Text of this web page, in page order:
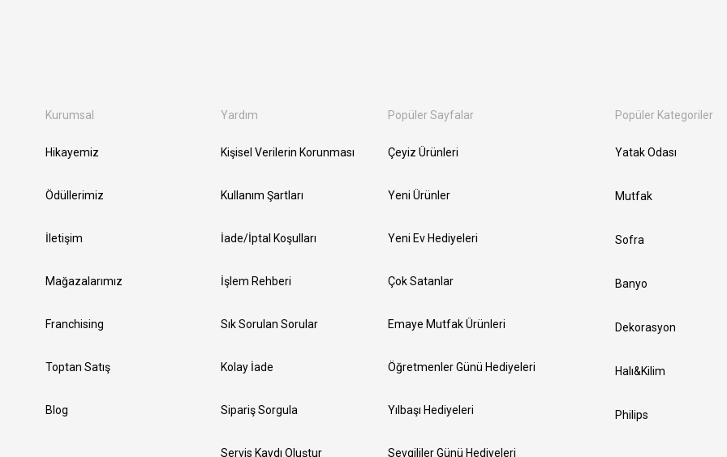
Kurumsal
Hikayemiz
Ödüllerimiz
İletişim
Mağazalarımız
Franchising
Toptan Satış
Blog
Yardım
Kişisel Verilerin Korunması
Kullanım Şartları
İade/İptal Koşulları
İşlem Rehberi
Sık Sorulan Sorular
Kolay İade
Sipariş Sorgula
Servis Kaydı Oluştur
Popüler Sayfalar
Çeyiz Ürünleri
Yeni Ürünler
Yeni Ev Hediyeleri
Çok Satanlar
Emaye Mutfak Ürünleri
Öğretmenler Günü Hediyeleri
Yılbaşı Hediyeleri
Sevgililer Günü Hediyeleri
Popüler Kategoriler
Yatak Odası
Mutfak
Sofra
Banyo
Dekorasyon
Halı&Kilim
Philips